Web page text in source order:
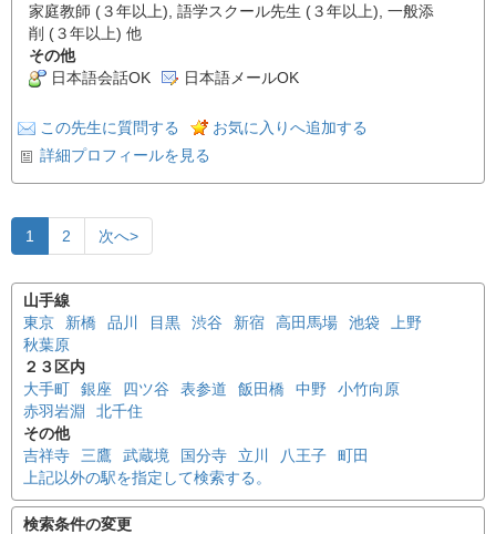
家庭教師 (３年以上), 語学スクール先生 (３年以上), 一般添
削 (３年以上) 他
その他
日本語会話OK
日本語メールOK
この先生に質問する
お気に入りへ追加する
詳細プロフィールを見る
1 2 次へ>
山手線
東京
新橋 品川 目黒 渋谷 新宿 高田馬場 池袋
上野
秋葉原
２３区内
大手町
銀座 四ツ谷 表参道 飯田橋 中野
小竹向原
赤羽岩淵
北千住
その他
吉祥寺
三鷹 武蔵境 国分寺 立川 八王子
町田
上記以外の駅を指定して検索する。
検索条件の変更